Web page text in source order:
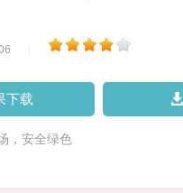
下载
，安全绿色